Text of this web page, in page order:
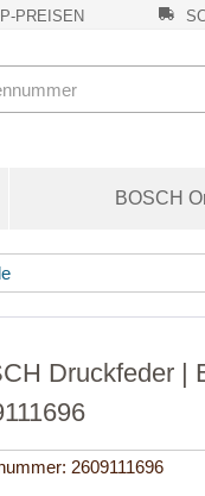
PREISEN
BOSCH
Druckfeder |
2609111696